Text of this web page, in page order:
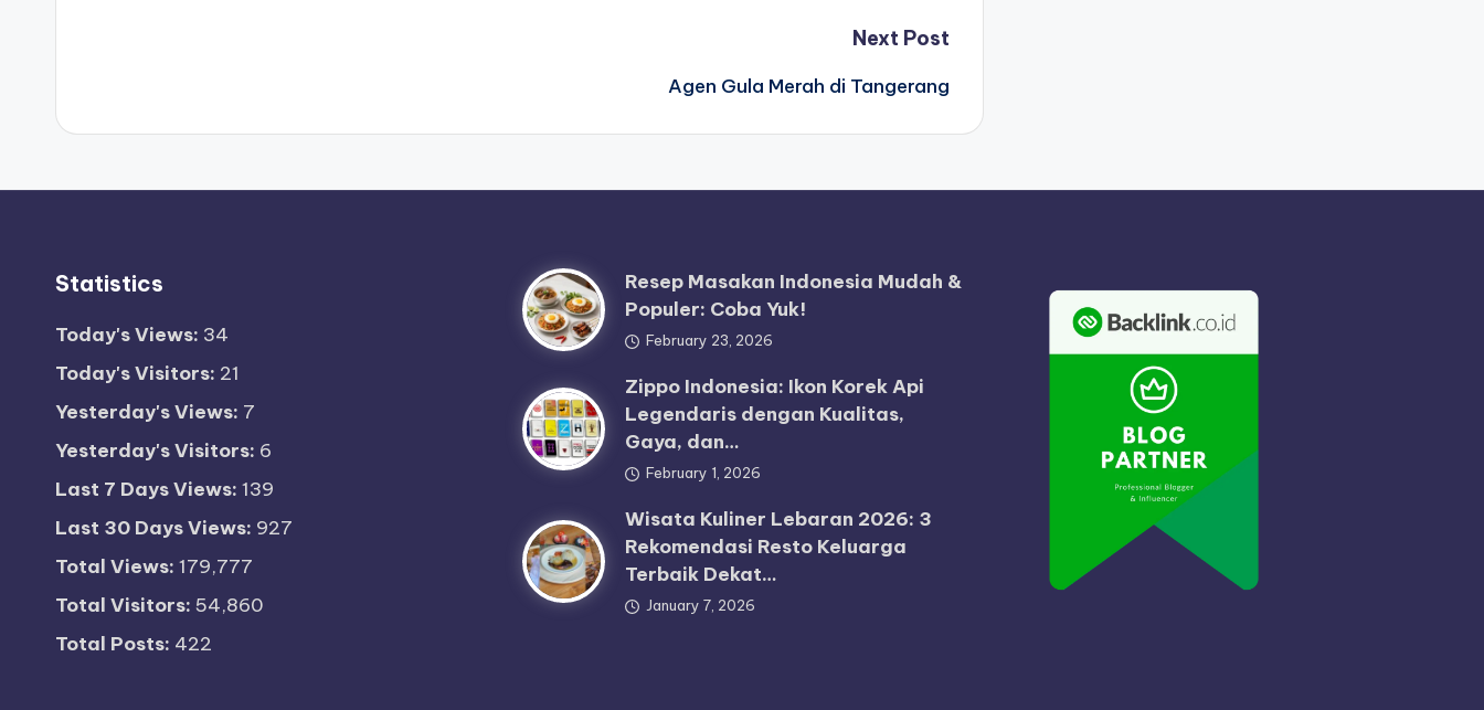
Next Post
Agen Gula Merah di Tangerang
Statistics
Today's Views: 34
Today's Visitors: 21
Yesterday's Views: 7
Yesterday's Visitors: 6
Last 7 Days Views: 139
Last 30 Days Views: 927
Total Views: 179,777
Total Visitors: 54,860
Total Posts: 422
Resep Masakan Indonesia Mudah &
Populer: Coba Yuk!
February 23, 2026
Zippo Indonesia: Ikon Korek Api
Legendaris dengan Kualitas,
Gaya, dan…
February 1, 2026
Wisata Kuliner Lebaran 2026: 3
Rekomendasi Resto Keluarga
Terbaik Dekat…
January 7, 2026